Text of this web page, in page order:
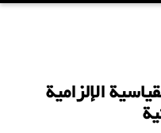
الإلزامية